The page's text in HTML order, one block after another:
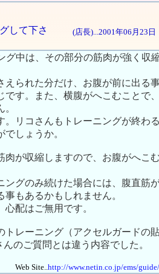
して下さ
(店長)...2001年06月23日
中は、その部分の筋肉が強く収
られた分だけ、お腹が前に出る
す。また、横腹がへこむことで
リコさんもトレーニングが終わ
しょうか。
が収縮しますので、お腹がへこ
グのみ続けた場合には、腹直筋
もあるかもしれません。
配はご無用です。
トレーニング（アクセルガードの
のご質問とは違う内容でした。
Web Site..http://www.netin.co.jp/ems/